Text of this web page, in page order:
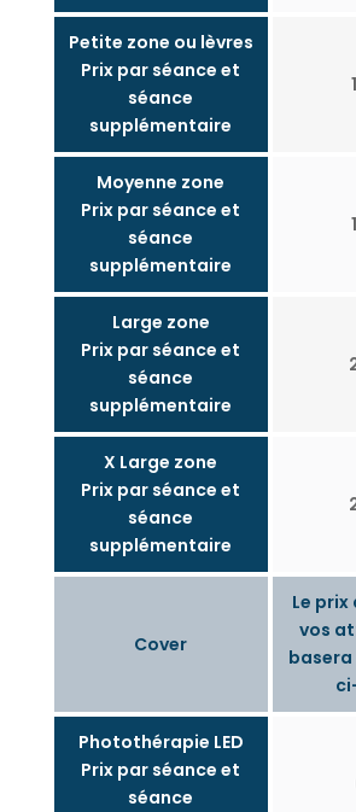
Petite zone ou lèvres
Prix par séance et
séance
supplémentaire
Moyenne zone
Prix par séance et
séance
supplémentaire
Large zone
Prix par séance et
séance
supplémentaire
X Large zone
Prix par séance et
séance
supplémentaire
Cover
Photothérapie LED
Prix par séance et
séance
Le
vos
basera